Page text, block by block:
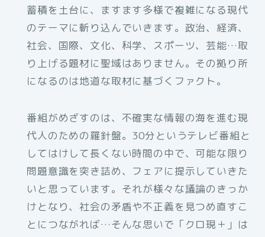
蓄積を土台に、ますます多様で複雑になる現代
のテーマに斬り込んでいきます。政治、経済、
社会、国際、文化、科学、スポーツ、芸能…取
り上げる題材に聖域はありません。その拠り所
になるのは地道な取材に基づくファクト。
番組がめざすのは、不確実な情報の海を進む現
代人のための羅針盤。30分というテレビ番組と
してはけして長くない時間の中で、可能な限り
問題意識を突き詰め、フェアに提示していきた
いと思っています。それが様々な議論のきっか
けとなり、社会の矛盾や不正義を見つめ直すこ
とにつながれば…そんな思いで「クロ現＋」は